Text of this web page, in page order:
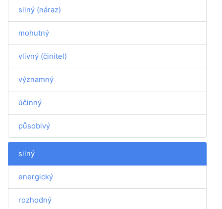
silný (náraz)
mohutný
vlivný (činitel)
významný
účinný
působivý
silný
energický
rozhodný